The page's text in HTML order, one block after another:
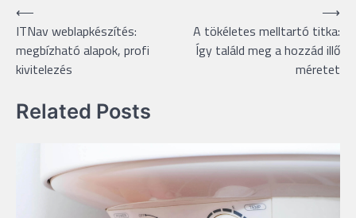
Bejegyzés
navigáció
⟵
ITNav weblapkészítés:
megbízható alapok, profi
kivitelezés
A tökéletes melltartó titka:
Így találd meg a hozzád illő
méretet
⟶
Related Posts